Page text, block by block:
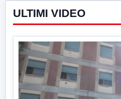
ULTIMI VIDEO